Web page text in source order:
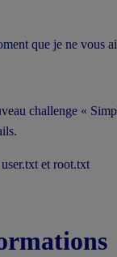
que je ne vous
challenge «
et root.txt